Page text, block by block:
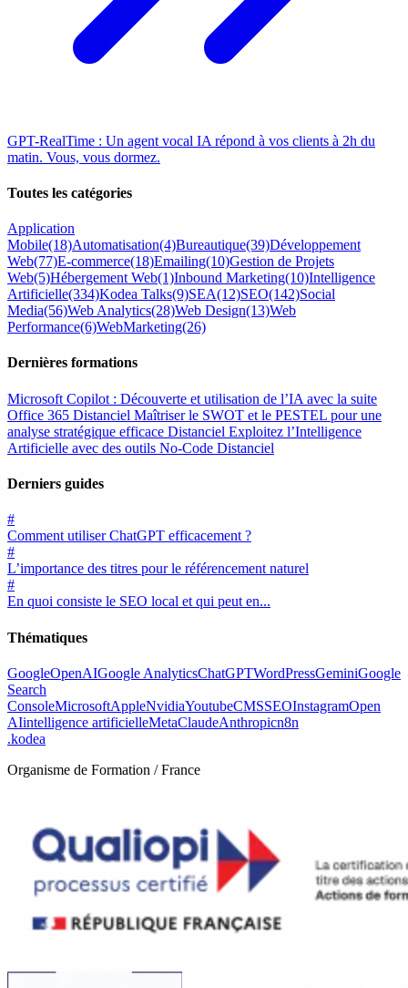
GPT-RealTime : Un agent vocal IA répond à vos clients à 2h du
matin. Vous, vous dormez.
Toutes les catégories
Application
Mobile(18)Automatisation(4)Bureautique(39)Développement
Web(77)E-commerce(18)Emailing(10)Gestion de Projets
Web(5)Hébergement Web(1)Inbound Marketing(10)Intelligence
Artificielle(334)Kodea Talks(9)SEA(12)SEO(142)Social
Media(56)Web Analytics(28)Web Design(13)Web
Performance(6)WebMarketing(26)
Dernières formations
Microsoft Copilot : Découverte et utilisation de l’IA avec la suite
Office 365 Distanciel Maîtriser le SWOT et le PESTEL pour une
analyse stratégique efficace Distanciel Exploitez l’Intelligence
Artificielle avec des outils No-Code Distanciel
Derniers guides
#
Comment utiliser ChatGPT efficacement ?
#
L’importance des titres pour le référencement naturel
#
En quoi consiste le SEO local et qui peut en...
Thématiques
GoogleOpenAIGoogle AnalyticsChatGPTWordPressGeminiGoogle
Search
ConsoleMicrosoftAppleNvidiaYoutubeCMSSEOInstagramOpen
AIintelligence artificielleMetaClaudeAnthropicn8n
.kodea
Organisme de Formation / France